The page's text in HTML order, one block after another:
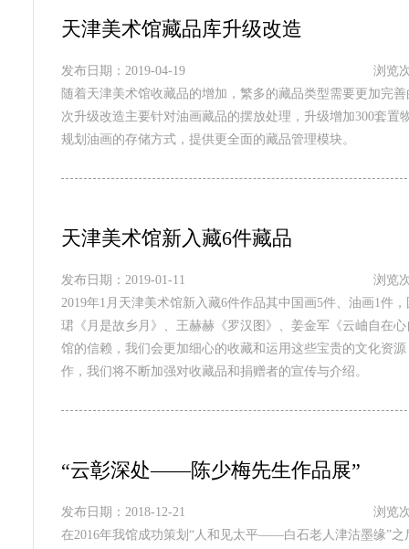
天津美术馆藏品库升级改造
发布日期：2019-04-19
浏览
随着天津美术馆收藏品的增加，繁多的藏品类型需要更加完
次升级改造主要针对油画藏品的摆放处理，升级增加300套
规划油画的存储方式，提供更全面的藏品管理模块。
天津美术馆新入藏6件藏品
发布日期：2019-01-11
浏览
2019年1月天津美术馆新入藏6件作品其中国画5件、油画1件
珺《月是故乡月》、王赫赫《罗汉图》、姜金军《云岫自在
馆的信赖，我们会更加细心的收藏和运用这些宝贵的文化资
作，我们将不断加强对收藏品和捐赠者的宣传与介绍。
“云彰深处——陈少梅先生作品展”
发布日期：2018-12-21
浏览
在2016年我馆成功策划“人和见太平——白石老人津沽墨缘”